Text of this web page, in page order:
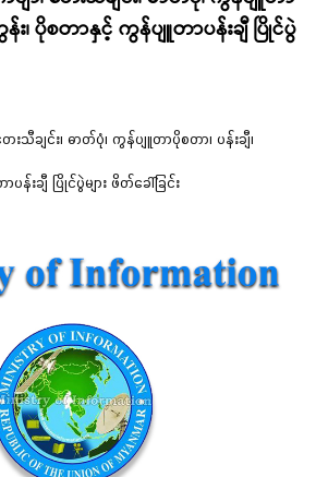
န်း၊ ပိုစတာနှင့် ကွန်ပျူတာပန်းချီ ပြိုင်ပွဲ
ေးသီချင်း၊ ဓာတ်ပုံ၊ ကွန်ပျူတာပိုစတာ၊ ပန်းချီ၊
းချီ ပြိုင်ပွဲများ ဖိတ်ခေါ်ခြင်း